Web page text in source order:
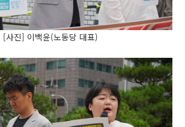
[사진] 이백윤(노동당 대표)